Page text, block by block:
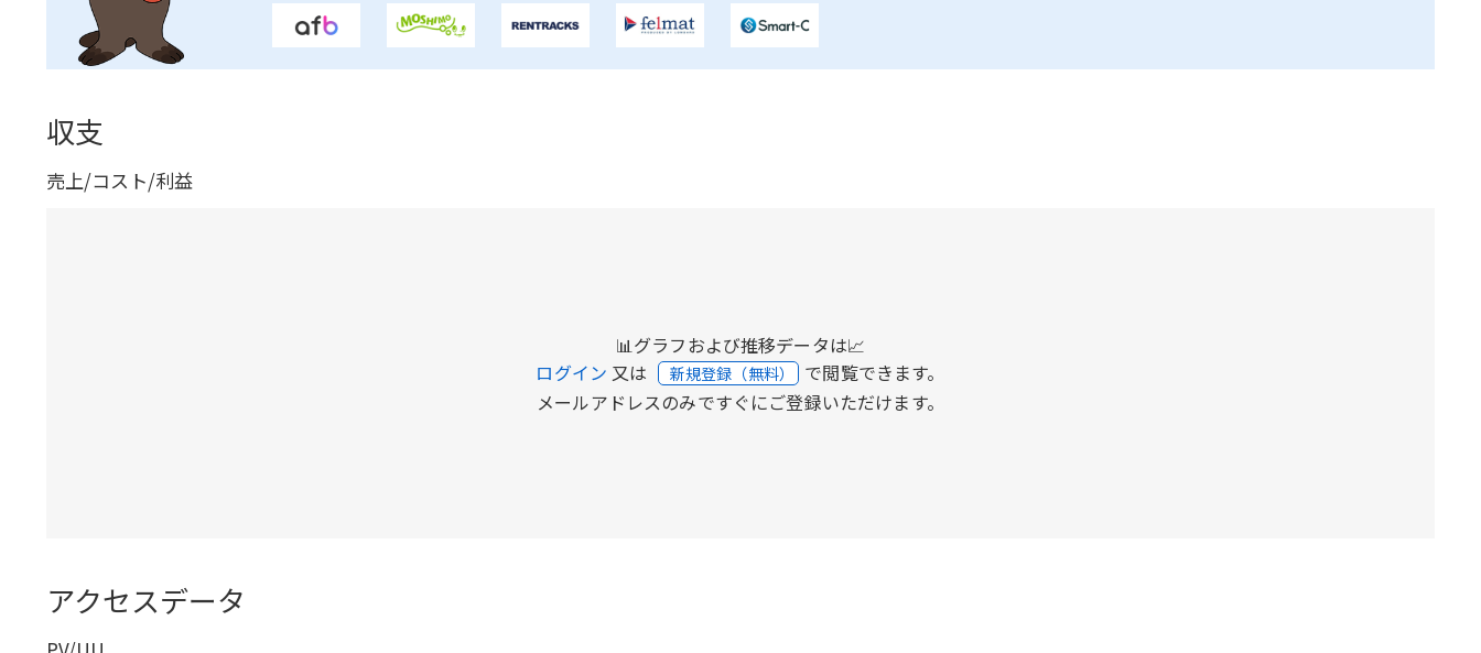
収支
売上/コスト/利益
📊グラフおよび推移データは📈
ログイン 又は 新規登録（無料） で閲覧できます。
メールアドレスのみですぐにご登録いただけます。
アクセスデータ